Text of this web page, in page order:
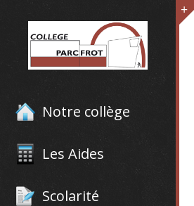
Notre collège
Les Aides
Scolarité